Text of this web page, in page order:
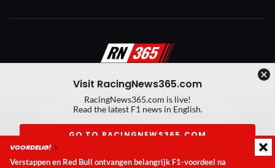
Algemene voorwaarden
Privacy Policy
Created by On Your Marks
Privacy manager
Kansspeluitingen
© 2026 RacingNews365. Alle rechten voorbehouden
Visit RacingNews365.com
RacingNews365.com is live!
Read the latest F1 news in English.
GO TO RACINGNEWS365.COM
Don't show again
VOORDELIG!
Verstappen en Red Bull ontvangen belangrijk F1-voordeel na